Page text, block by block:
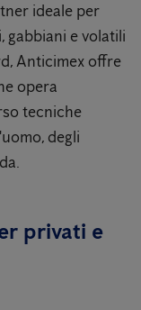
ideale per
gabbiani e volatili
Anticimex offre
opera
tecniche
degli
privati ​​e